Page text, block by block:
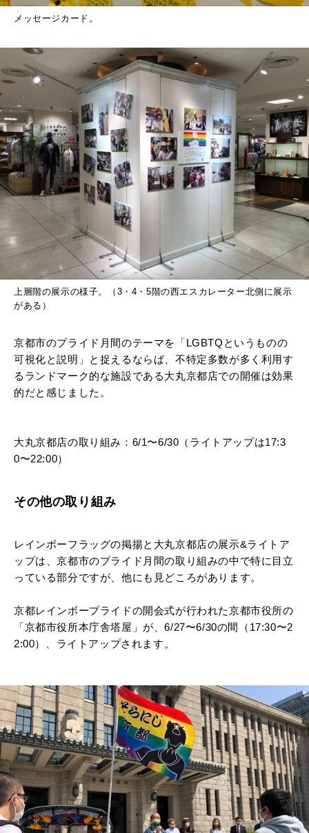
メッセージカード。
上層階の展示の様子。（​​3・4・5階の西エスカレーター北側に展示
がある）
京都市のプライド月間のテーマを「LGBTQというものの
可視化と説明」と捉えるならば、不特定多数が多く利用す
るランドマーク的な施設である大丸京都店での開催は効果
的だと感じました。
大丸京都店の取り組み：6/1〜6/30（ライトアップは17:3
0〜22:00）
その他の取り組み
レインボーフラッグの掲揚と大丸京都店の展示&ライトア
ップは、京都市のプライド月間の取り組みの中で特に目立
っている部分ですが、他にも見どころがあります。
京都レインボープライドの開会式が行われた京都市役所の
「京都市役所本庁舎塔屋」が、6/27〜6/30の間（17:30〜2
2:00）、ライトアップされます。